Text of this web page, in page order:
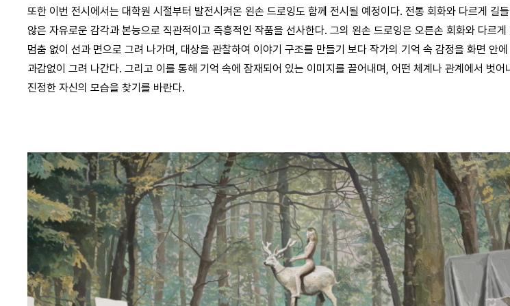
또한 이번 전시에서는 대학원 시절부터 발전시켜온 왼손 드로잉도 함께 전시될 예정이다. 전통 회화와 다르게 길들
않은 자유로운 감각과 본능으로 직관적이고 즉흥적인 작품을 선사한다. 그의 왼손 드로잉은 오른손 회화와 다르게
멈춤 없이 선과 면으로 그려 나가며, 대상을 관찰하여 이야기 구조를 만들기 보다 작가의 기억 속 감정을 화면 안에
과감없이 그려 나간다. 그리고 이를 통해 기억 속에 잠재되어 있는 이미지를 끌어내며, 어떤 체계나 관계에서 벗어
진정한 자신의 모습을 찾기를 바란다.